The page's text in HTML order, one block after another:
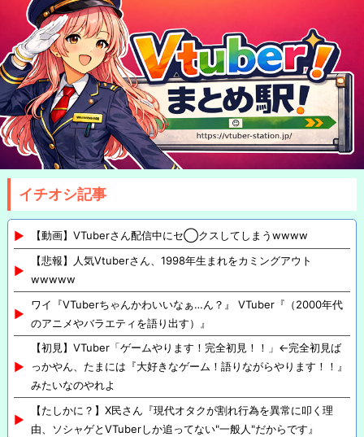
イチオシ記事
【動画】VTuberさん配信中にセ◯クスしてしまうwwww
【悲報】人気Vtuberさん、1998年生まれをカミングアウト
wwwww
ワイ『VTuberちゃんかわいいなぁ…ん？』 VTuber『（2000年代
のアニメやバラエティを語り出す）』
【初見】VTuber「ゲームやります！完全初見！！」←完全初見ば
っかやん、たまには『大好きなゲーム！語りながらやります！！』
みたいなのやれよ
【たしかに？】X民さん『現代オタクが割れ行為を異常に叩く理
由、ソシャゲとVTuberしか追ってない"一般人"だからです』